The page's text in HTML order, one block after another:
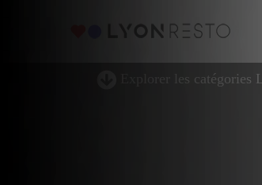
Explorer les catégories